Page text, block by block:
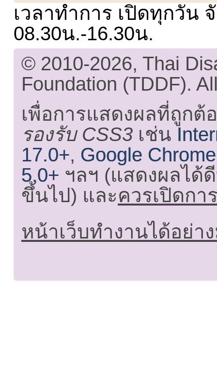
เวลาทำการ เปิดทุกวัน
08.30น.-16.30น.
© 2010-2026, Thai
Foundation (TDDF).
เพื่อการแสดงผลที่ถูกต้
รองรับ CSS3 เช่น
17.0+, Google
5.0+ ฯลฯ (แสดงผลได้
ขึ้นไป) และควรเปิดกา
หน้าเว็บทำงานได้อย่า